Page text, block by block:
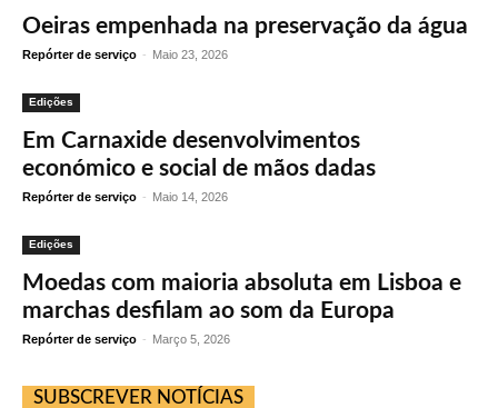
Oeiras empenhada na preservação da água
Repórter de serviço - Maio 23, 2026
Edições
Em Carnaxide desenvolvimentos
económico e social de mãos dadas
Repórter de serviço - Maio 14, 2026
Edições
Moedas com maioria absoluta em Lisboa e
marchas desfilam ao som da Europa
Repórter de serviço - Março 5, 2026
SUBSCREVER NOTÍCIAS